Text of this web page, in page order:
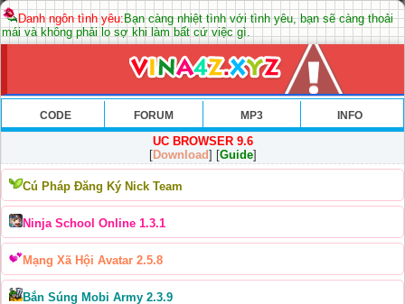
Danh ngôn tình yêu:Bạn càng nhiệt tình với tình yêu, bạn sẽ càng thoải
mái và không phải lo sợ khi làm bất cứ việc gì.
CODE FORUM MP3 INFO
UC BROWSER 9.6
[Download] [Guide]
Cú Pháp Đăng Ký Nick Team
Ninja School Online 1.3.1
Mạng Xã Hội Avatar 2.5.8
Bắn Súng Mobi Army 2.3.9